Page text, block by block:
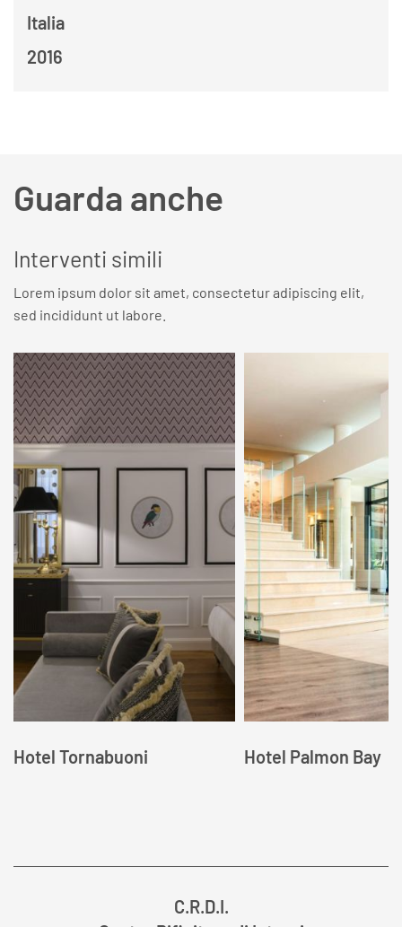
Italia
2016
Guarda anche
Interventi simili
Lorem ipsum dolor sit amet, consectetur adipiscing elit,
sed incididunt ut labore.
Hotel Tornabuoni Hotel Palmon Bay
C.R.D.I.